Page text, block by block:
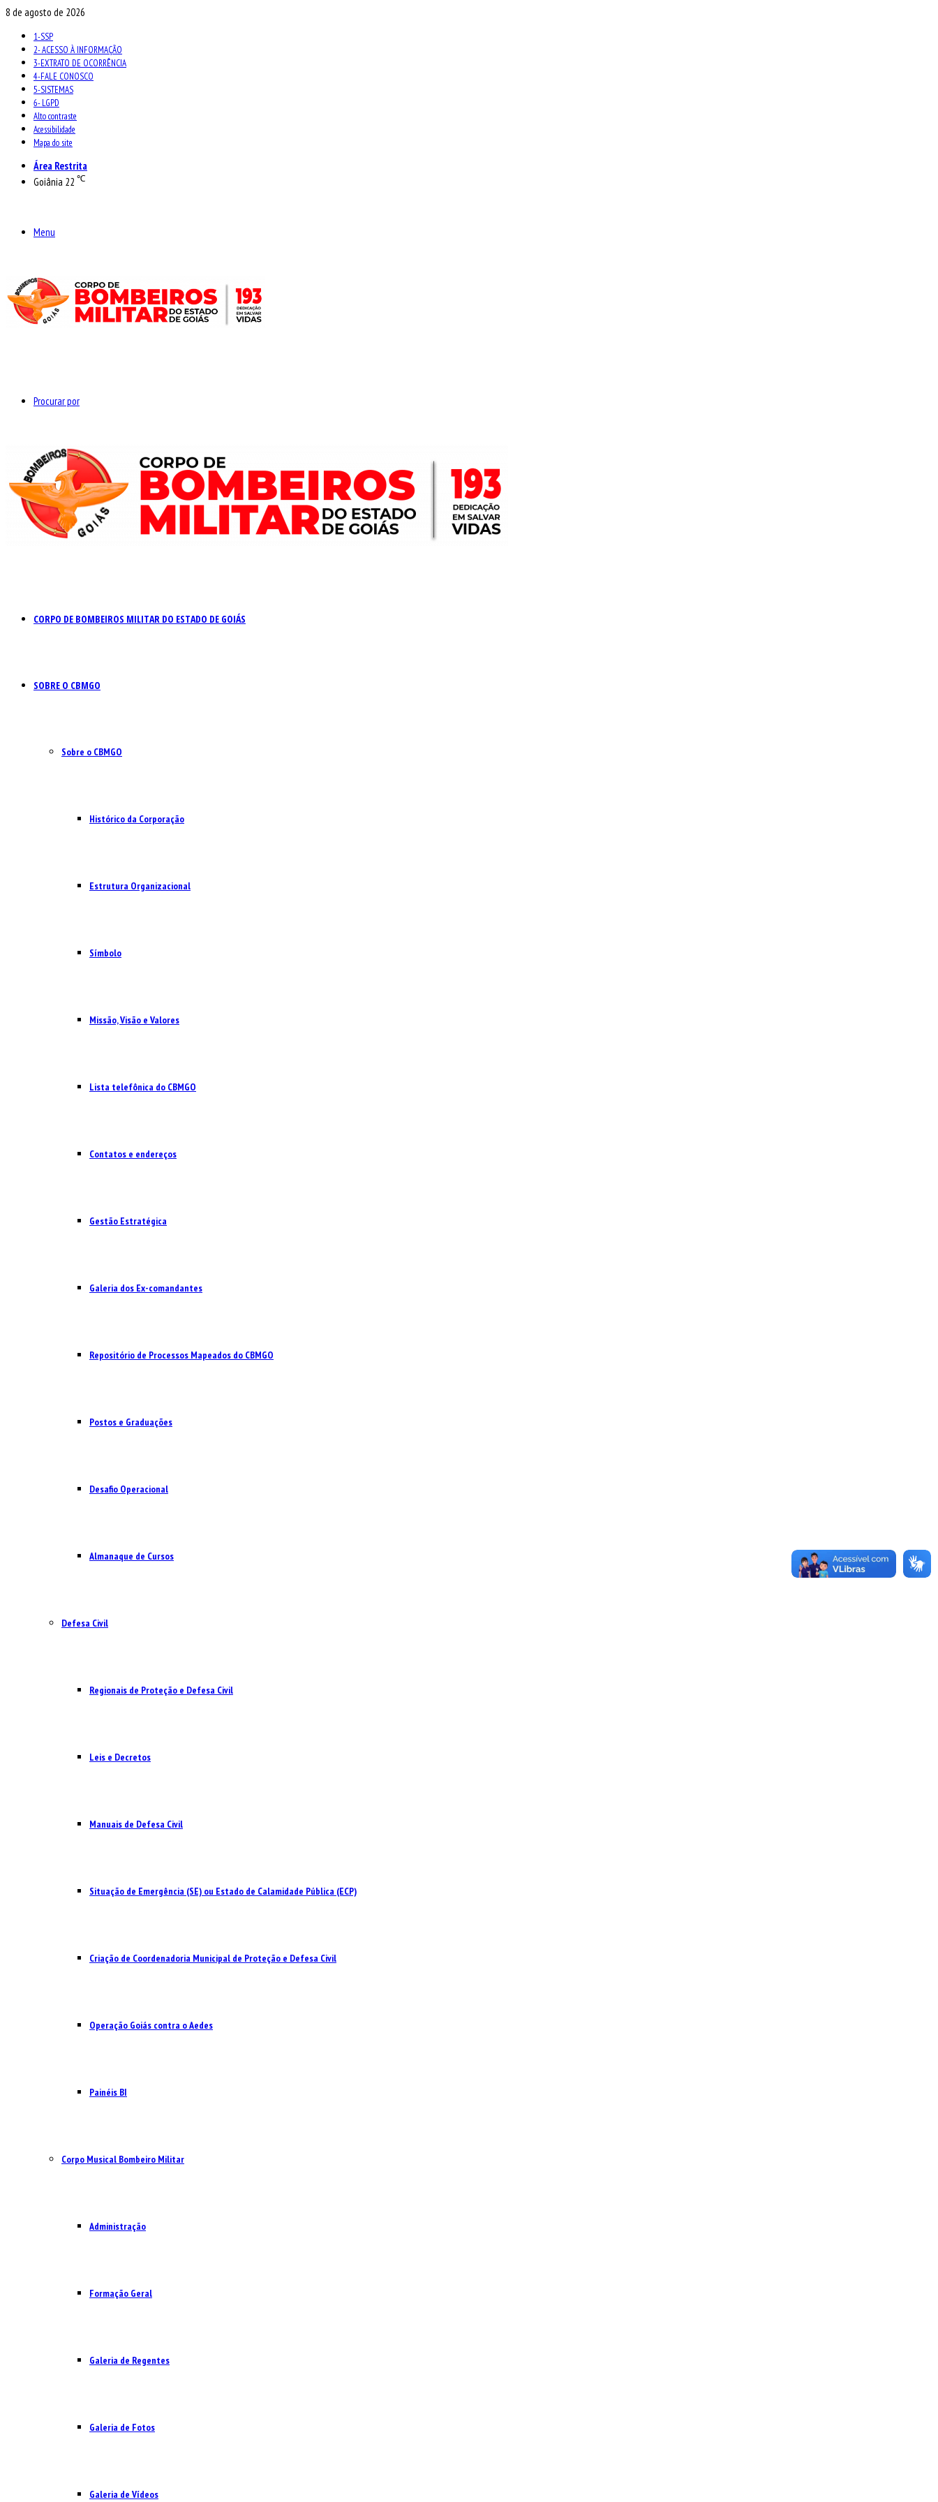
8 de agosto de 2026
1-SSP
2- ACESSO À INFORMAÇÃO
3-EXTRATO DE OCORRÊNCIA
4-FALE CONOSCO
5-SISTEMAS
6- LGPD
Alto contraste
Acessibilidade
Mapa do site
Área Restrita
Goiânia 22 ℃
Menu
Procurar por
CORPO DE BOMBEIROS MILITAR DO ESTADO DE GOIÁS
SOBRE O CBMGO
Sobre o CBMGO
Histórico da Corporação
Estrutura Organizacional
Símbolo
Missão, Visão e Valores
Lista telefônica do CBMGO
Contatos e endereços
Gestão Estratégica
Galeria dos Ex-comandantes
Repositório de Processos Mapeados do CBMGO
Postos e Graduações
Desafio Operacional
Almanaque de Cursos
Defesa Civil
Regionais de Proteção e Defesa Civil
Leis e Decretos
Manuais de Defesa Civil
Situação de Emergência (SE) ou Estado de Calamidade Pública (ECP)
Criação de Coordenadoria Municipal de Proteção e Defesa Civil
Operação Goiás contra o Aedes
Painéis BI
Corpo Musical Bombeiro Militar
Administração
Formação Geral
Galeria de Regentes
Galeria de Fotos
Galeria de Vídeos